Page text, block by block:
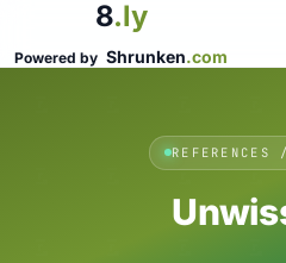
8.ly
Powered by Shrunken.com
REFERENCES